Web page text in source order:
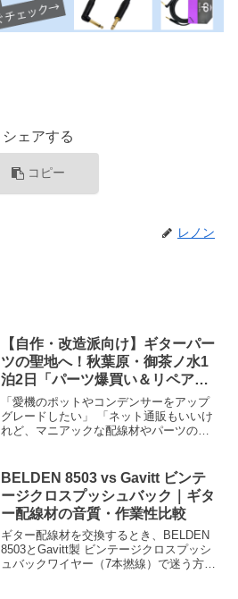
シェアする
コピー
レノン
【自作・改造派向け】ギターパー
ツの聖地へ！秋葉原・御茶ノ水1
泊2日「パーツ爆買い＆リペア
旅」とおすすめホテル
「愛機のポットやコンデンサーをアップ
グレードしたい」 「ネット通販もいいけ
れど、マニアックな配線材やパーツの現
ヤーにとって、一度はやってみたいのが
「東京・秋葉原＆御茶ノ...
BELDEN 8503 vs Gavitt ビンテ
ージクロスプッシュバック｜ギタ
ー配線材の音質・作業性比較
ギター配線材を交換するとき、BELDEN
8503とGavitt製 ビンテージクロスプッシ
ュバックワイヤー（7本撚線）で迷う方は